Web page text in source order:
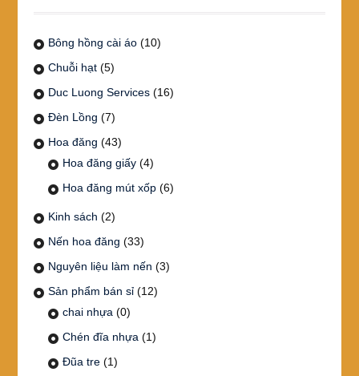
Bông hồng cài áo (10)
Chuỗi hạt (5)
Duc Luong Services (16)
Đèn Lồng (7)
Hoa đăng (43)
Hoa đăng giấy (4)
Hoa đăng mút xốp (6)
Kinh sách (2)
Nến hoa đăng (33)
Nguyên liệu làm nến (3)
Sản phẩm bán sỉ (12)
chai nhựa (0)
Chén đĩa nhựa (1)
Đũa tre (1)